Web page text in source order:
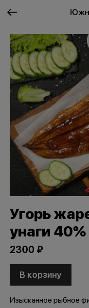
Угорь
унаги 40%
2300 ₽
В корзину
Изысканное рыбное